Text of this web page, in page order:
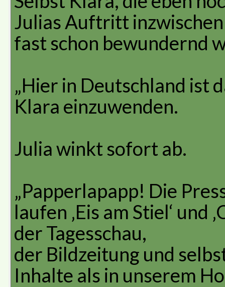
Julias Auftritt
fast schon bewundernd
„Hier in Deutschland ist
Klara einzuwenden.
Julia winkt sofort ab.
„Papperlapapp! Die
laufen ‚Eis am Stiel‘ und
der Tagesschau,
der Bildzeitung und
Inhalte als in unserem